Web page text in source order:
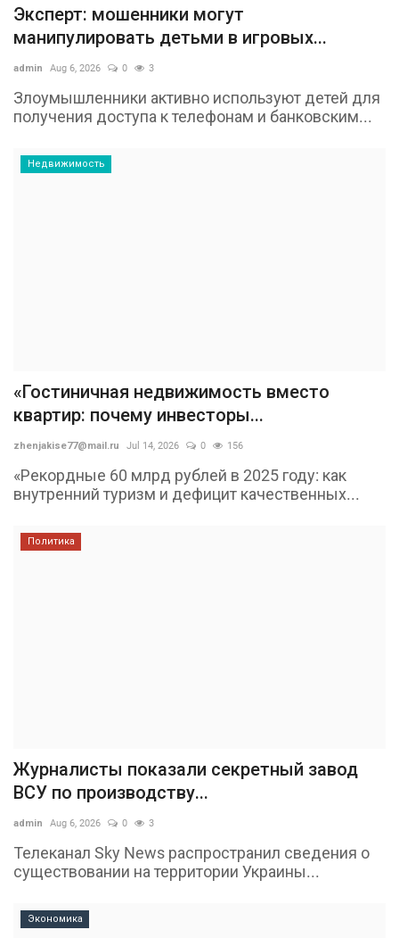
Эксперт: мошенники могут
манипулировать детьми в игровых...
admin Aug 6, 2026 0 3
Злоумышленники активно используют детей для
получения доступа к телефонам и банковским...
Недвижимость
«Гостиничная недвижимость вместо
квартир: почему инвесторы...
zhenjakise77@mail.ru Jul 14, 2026 0 156
«Рекордные 60 млрд рублей в 2025 году: как
внутренний туризм и дефицит качественных...
Политика
Журналисты показали секретный завод
ВСУ по производству...
admin Aug 6, 2026 0 3
Телеканал Sky News распространил сведения о
существовании на территории Украины...
Экономика